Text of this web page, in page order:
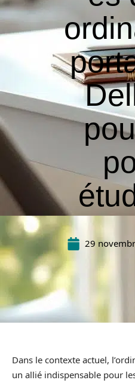
29
Dans le contexte actuel,
un allié indispensable pour